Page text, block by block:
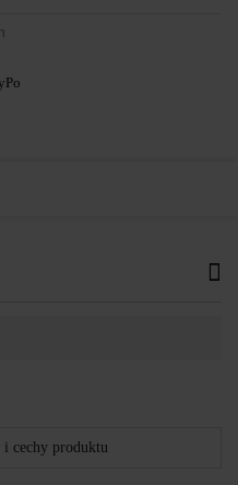
cechy produktu